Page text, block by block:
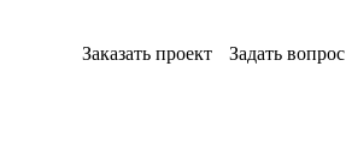
Заказать проект Задать вопрос